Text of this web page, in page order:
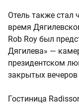
Отель также стал
время
Rob Roy был
Дягилева» —
президентском
закрытых
Гостиница